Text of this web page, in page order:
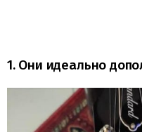
1. Они идеально